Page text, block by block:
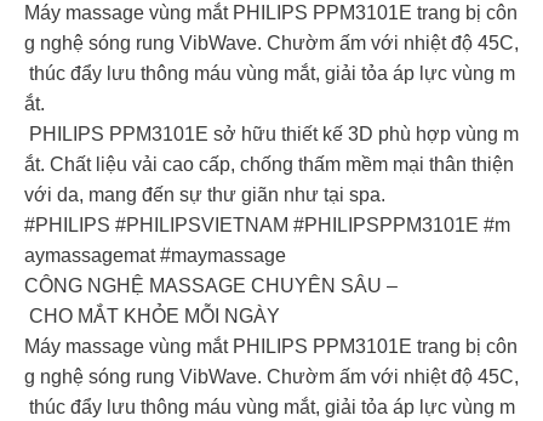
Máy massage vùng mắt PHILIPS PPM3101E trang bị côn
g nghệ sóng rung VibWave. Chườm ấm với nhiệt độ 45C,
thúc đẩy lưu thông máu vùng mắt, giải tỏa áp lực vùng m
ắt.
PHILIPS PPM3101E sở hữu thiết kế 3D phù hợp vùng m
ắt. Chất liệu vải cao cấp, chống thấm mềm mại thân thiện
với da, mang đến sự thư giãn như tại spa.
#PHILIPS #PHILIPSVIETNAM #PHILIPSPPM3101E #m
aymassagemat #maymassage
CÔNG NGHỆ MASSAGE CHUYÊN SÂU –
CHO MẮT KHỎE MỖI NGÀY
Máy massage vùng mắt PHILIPS PPM3101E trang bị côn
g nghệ sóng rung VibWave. Chườm ấm với nhiệt độ 45C,
thúc đẩy lưu thông máu vùng mắt, giải tỏa áp lực vùng m